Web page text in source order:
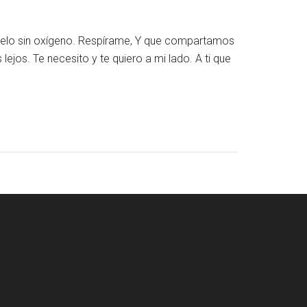
sin oxígeno. Respírame, Y que compartamos
Te necesito y te quiero a mi lado. A ti que